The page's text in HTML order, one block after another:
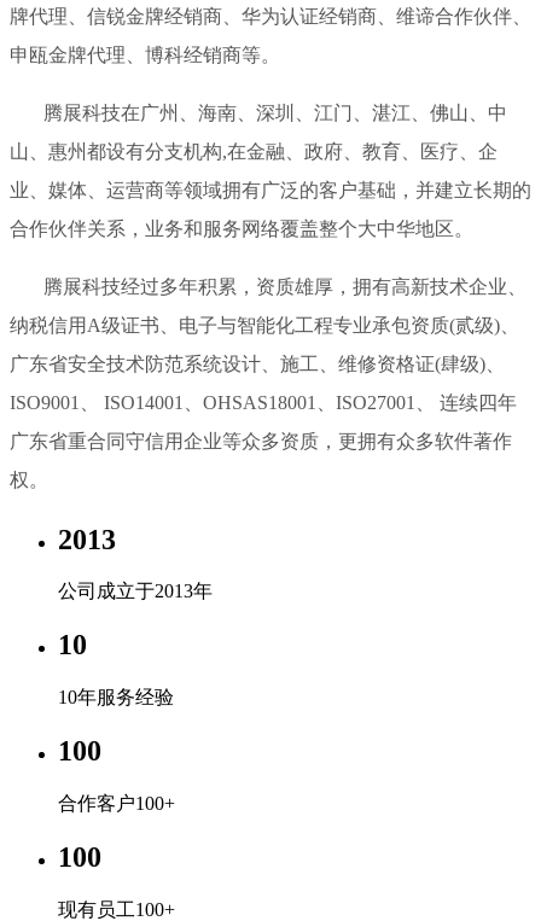
牌代理、信锐金牌经销商、华为认证经销商、维谛合作伙伴、
申瓯金牌代理、博科经销商等。
腾展科技在广州、海南、深圳、江门、湛江、佛山、中
山、惠州都设有分支机构,在金融、政府、教育、医疗、企
业、媒体、运营商等领域拥有广泛的客户基础，并建立长期的
合作伙伴关系，业务和服务网络覆盖整个大中华地区。
腾展科技经过多年积累，资质雄厚，拥有高新技术企业、
纳税信用A级证书、电子与智能化工程专业承包资质(贰级)、
广东省安全技术防范系统设计、施工、维修资格证(肆级)、
ISO9001、 ISO14001、OHSAS18001、ISO27001、 连续四年
广东省重合同守信用企业等众多资质，更拥有众多软件著作
权。
2013
公司成立于2013年
10
10年服务经验
100
合作客户100+
100
现有员工100+